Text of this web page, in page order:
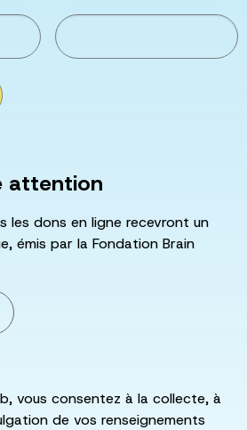
attention
les dons en ligne recevront un
émis par la Fondation Brain
vous consentez à la collecte, à
de vos renseignements